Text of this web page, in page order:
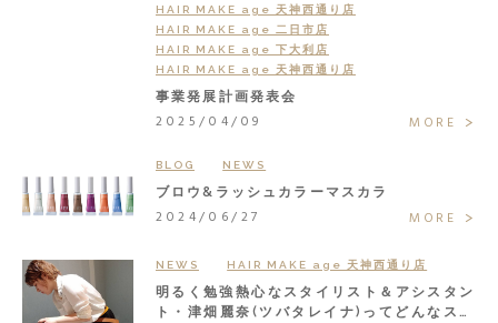
HAIR MAKE age 天神西通り店
HAIR MAKE age 二日市店
HAIR MAKE age 下大利店
HAIR MAKE age 天神西通り店
事業発展計画発表会
2025/04/09 MORE
BLOG NEWS
ブロウ&ラッシュカラーマスカラ
2024/06/27 MORE
NEWS HAIR MAKE age 天神西通り店
明るく勉強熱心なスタイリスト＆アシスタン
ト・津畑麗奈(ツバタレイナ)ってどんなスタ